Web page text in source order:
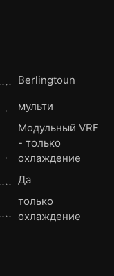
Berlingtoun
мульти
Модульный VRF
- только
охлаждение
Да
только
охлаждение